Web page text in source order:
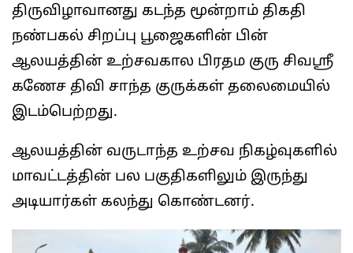
திருவிழாவானது கடந்த மூன்றாம் திகதி
நண்பகல் சிறப்பு பூஜைகளின் பின்
ஆலயத்தின் உற்சவகால பிரதம குரு சிவஸ்ரீ
கணேச திவி சாந்த குருக்கள் தலைமையில்
இடம்பெற்றது.
ஆலயத்தின் வருடாந்த உற்சவ நிகழ்வுகளில்
மாவட்டத்தின் பல பகுதிகளிலும் இருந்து
அடியார்கள் கலந்து கொண்டனர்.